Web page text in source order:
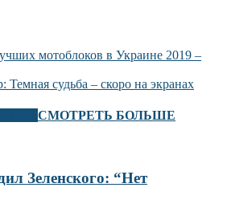
мотоблоков в Украине 2019 –
Темная судьба – скоро на экранах
СМОТРЕТЬ БОЛЬШЕ
Зеленского: “Нет